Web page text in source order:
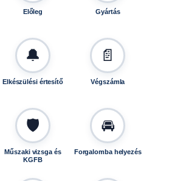
Előleg Gyártás
🔔
Elkészülési értesítő
📄
Végszámla
🛡️
Műszaki vizsga és
KGFB
🚘
Forgalomba helyezés